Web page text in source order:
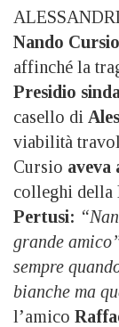
Nando Cursio
affinché la
Presidio
casello di
viabilità
Cursio aveva
colleghi della
Pertusi:
grande
sempre
bianche ma
l’amico